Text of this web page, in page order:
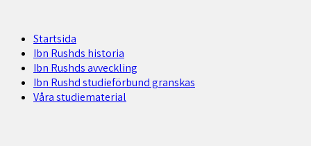
Startsida
Ibn Rushds historia
Ibn Rushds avveckling
Ibn Rushd studieförbund granskas​
Våra studiematerial